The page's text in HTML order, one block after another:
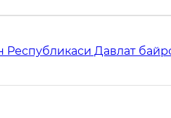
Республикаси Давлат